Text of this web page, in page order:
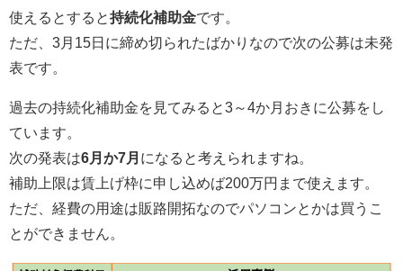
使えるとすると持続化補助金です。
ただ、3月15日に締め切られたばかりなので次の公募は未発
表です。
過去の持続化補助金を見てみると3～4か月おきに公募をし
ています。
次の発表は6月か7月 になると考えられますね。
補助上限は賃上げ枠に申し込めば200万円まで使えます。
ただ、経費の用途は販路開拓なのでパソコンとかは買うこ
とができません。